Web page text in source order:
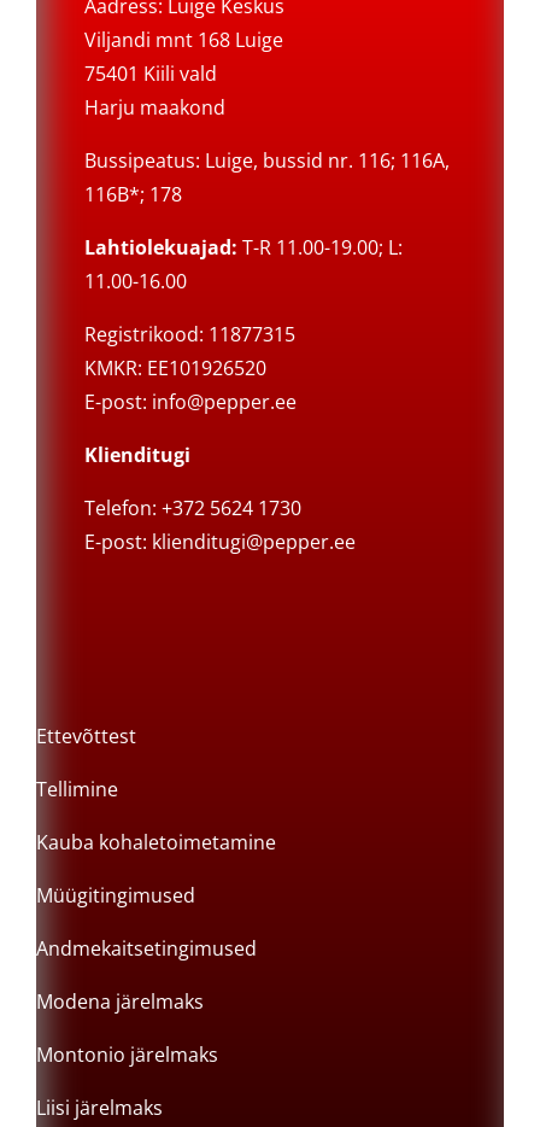
Aadress: Luige Keskus
Viljandi mnt 168 Luige
75401 Kiili vald
Harju maakond
Bussipeatus: Luige, bussid nr. 116; 116A,
116B*; 178
Lahtiolekuajad: T-R 11.00-19.00; L:
11.00-16.00
Registrikood: 11877315
KMKR: EE101926520
E-post: info@pepper.ee
Klienditugi
Telefon: +372 5624 1730
E-post: klienditugi@pepper.ee
Ettevõttest
Tellimine
Kauba kohaletoimetamine
Müügitingimused
Andmekaitsetingimused
Modena järelmaks
Montonio järelmaks
Liisi järelmaks